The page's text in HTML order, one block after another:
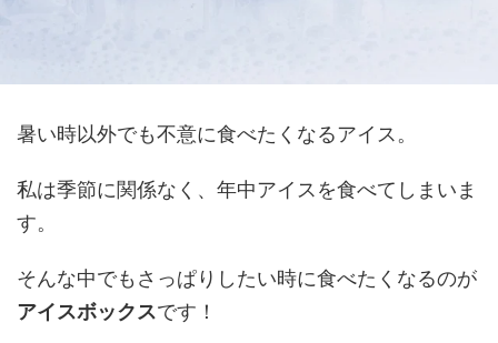
暑い時以外でも不意に食べたくなるアイス。
私は季節に関係なく、年中アイスを食べてしまいま
す。
そんな中でもさっぱりしたい時に食べたくなるのが
アイスボックスです！